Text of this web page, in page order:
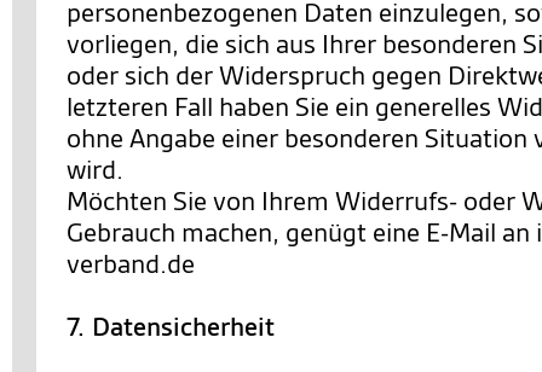
personenbezogenen Daten einzulegen,
vorliegen, die sich aus Ihrer besonderen
oder sich der Widerspruch gegen
letzteren Fall haben Sie ein generelles
ohne Angabe einer besonderen Situation
wird.
Möchten Sie von Ihrem Widerrufs- oder
Gebrauch machen, genügt eine E-Mail an
verband.de
7. Datensicherheit